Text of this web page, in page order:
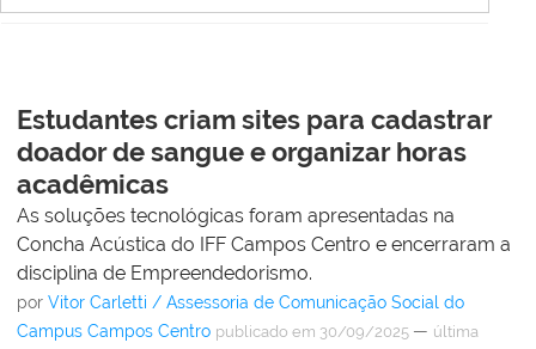
Estudantes criam sites para cadastrar
doador de sangue e organizar horas
acadêmicas
As soluções tecnológicas foram apresentadas na
Concha Acústica do IFF Campos Centro e encerraram a
disciplina de Empreendedorismo.
por Vitor Carletti / Assessoria de Comunicação Social do
Campus Campos Centro publicado em 30/09/2025 — última